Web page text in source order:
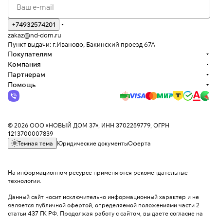
+74932574201
zakaz@nd-dom.ru
Пункт выдачи: г.Иваново, Бакинский проезд 67А
Покупателям
Компания
Партнерам
Помощь
© 2026 ООО «НОВЫЙ ДОМ 37», ИНН 3702259779, ОГРН
1213700007839
Темная тема
Юридические документыОферта
На информационном ресурсе применяются рекомендательные
технологии.
Данный сайт носит исключительно информационный характер и не
является публичной офертой, определяемой положениями части 2
статьи 437 ГК РФ. Продолжая работу с сайтом, вы даете согласие на